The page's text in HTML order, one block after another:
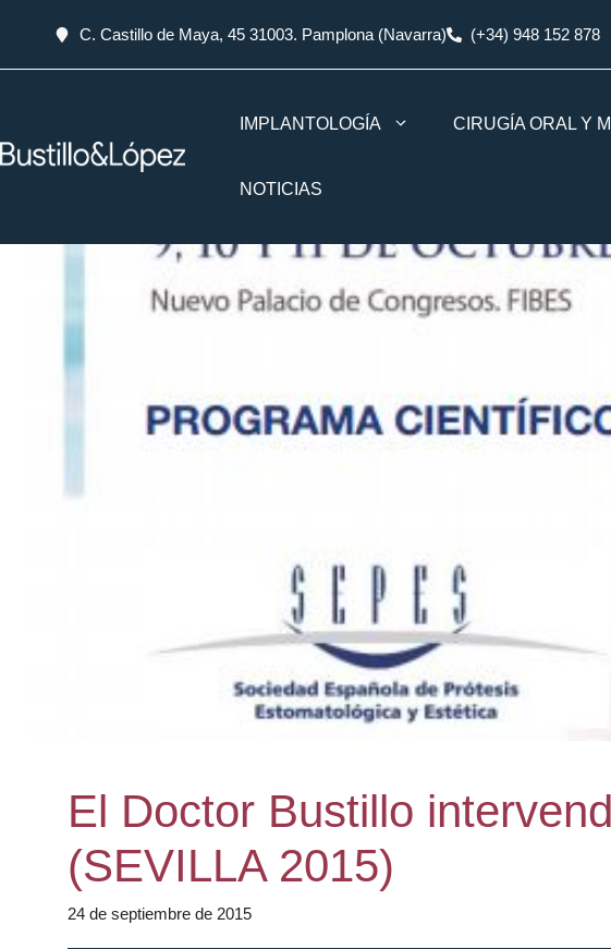
C. Castillo de Maya, 45 31003. Pamplona (Navarra) (+34) 948 152 878
IMPLANTOLOGÍA CIRUGÍA ORAL Y
NOTICIAS
El Doctor Bustillo
(SEVILLA 2015)
24 de septiembre de 2015